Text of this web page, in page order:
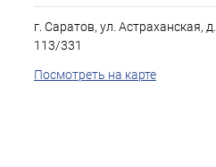
г. Саратов, ул. Астраханская, д.
113/331
Посмотреть на карте